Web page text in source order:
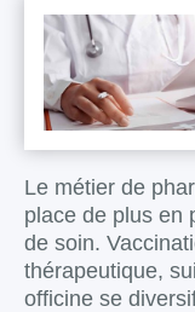
Le métier de
place de plus en
de soin.
thérapeutique,
officine se